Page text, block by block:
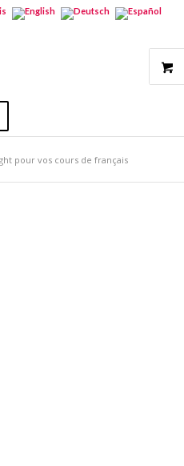
pour vos cours de français